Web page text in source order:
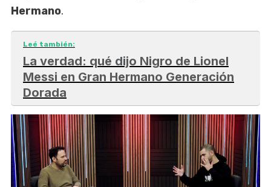
Hermano.
Leé también:
La verdad: qué dijo Nigro de Lionel
Messi en Gran Hermano Generación
Dorada